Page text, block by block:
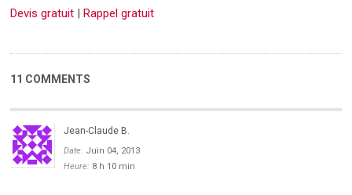
Devis gratuit |Rappel gratuit
11 COMMENTS
Jean-Claude B.
Date: Juin 04, 2013
Heure: 8 h 10 min